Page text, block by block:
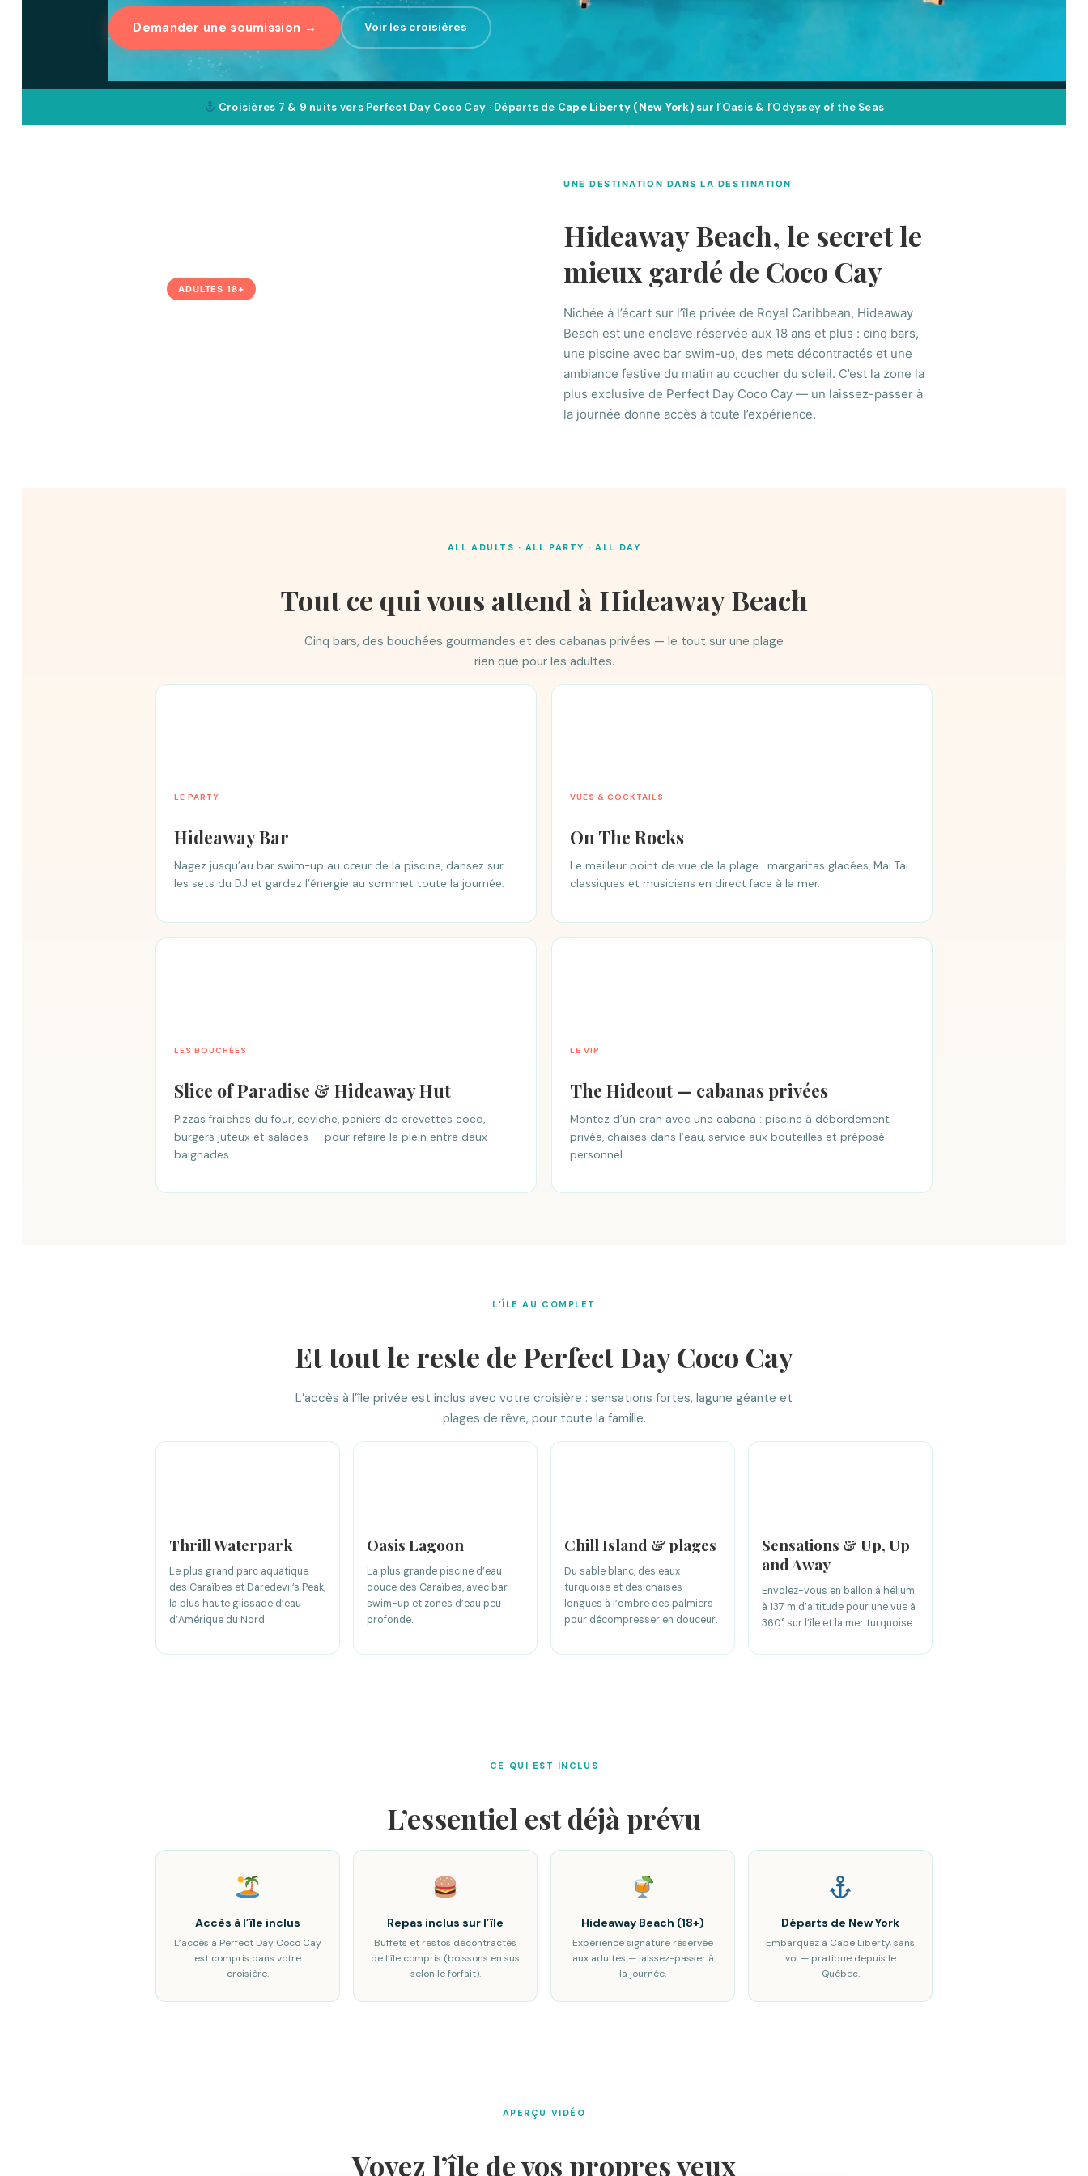
Demander une soumission → Voir les croisières
Croisières 7 & 9 nuits vers Perfect Day Coco Cay · Départs de Cape Liberty (New York)sur l’Oasis & l’Odyssey of the Seas
ADULTES 18+
UNE DESTINATION DANS LA DESTINATION
Hideaway Beach, le secret le
mieux gardé de Coco Cay
Nichée à l’écart sur l’île privée de Royal Caribbean, Hideaway
Beach est une enclave réservée aux 18 ans et plus : cinq bars,
une piscine avec bar swim-up, des mets décontractés et une
ambiance festive du matin au coucher du soleil. C’est la zone la
plus exclusive de Perfect Day Coco Cay — un laissez-passer à
la journée donne accès à toute l’expérience.
ALL ADULTS · ALL PARTY · ALL DAY
Tout ce qui vous attend à Hideaway Beach
Cinq bars, des bouchées gourmandes et des cabanas privées — le tout sur une plage
rien que pour les adultes.
LE PARTY
Hideaway Bar
Nagez jusqu’au bar swim-up au cœur de la piscine, dansez sur
les sets du DJ et gardez l’énergie au sommet toute la journée.
VUES & COCKTAILS
On The Rocks
Le meilleur point de vue de la plage : margaritas glacées, Mai Tai
classiques et musiciens en direct face à la mer.
LES BOUCHÉES
Slice of Paradise & Hideaway Hut
Pizzas fraîches du four, ceviche, paniers de crevettes coco,
burgers juteux et salades — pour refaire le plein entre deux
baignades.
LE VIP
The Hideout — cabanas privées
Montez d’un cran avec une cabana : piscine à débordement
privée, chaises dans l’eau, service aux bouteilles et préposé
personnel.
L’ÎLE AU COMPLET
Et tout le reste de Perfect Day Coco Cay
L’accès à l’île privée est inclus avec votre croisière : sensations fortes, lagune géante et
plages de rêve, pour toute la famille.
Thrill Waterpark
Le plus grand parc aquatique
des Caraïbes et Daredevil’s Peak,
la plus haute glissade d’eau
d’Amérique du Nord.
Oasis Lagoon
La plus grande piscine d’eau
douce des Caraïbes, avec bar
swim-up et zones d’eau peu
profonde.
Chill Island & plages
Du sable blanc, des eaux
turquoise et des chaises
longues à l’ombre des palmiers
pour décompresser en douceur.
Sensations & Up, Up
and Away
Envolez-vous en ballon à hélium
à 137 m d’altitude pour une vue à
360° sur l’île et la mer turquoise.
CE QUI EST INCLUS
L’essentiel est déjà prévu
Accès à l’île inclus
L’accès à Perfect Day Coco Cay
est compris dans votre
croisière.
Repas inclus sur l’île
Buffets et restos décontractés
de l’île compris (boissons en sus
selon le forfait).
Hideaway Beach (18+)
Expérience signature réservée
aux adultes — laissez-passer à
la journée.
Départs de New York
Embarquez à Cape Liberty, sans
vol — pratique depuis le
Québec.
APERÇU VIDÉO
Voyez l’île de vos propres yeux